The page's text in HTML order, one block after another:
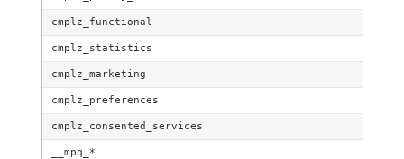
cmplz_functional
cmplz_statistics
cmplz_marketing
cmplz_preferences
cmplz_consented_services
__mpq_*